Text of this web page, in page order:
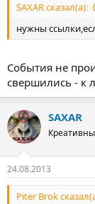
SAXAR сказал(а):
нужны
События не
свершились - к
SAXAR
24.08.2013
Piter Brok